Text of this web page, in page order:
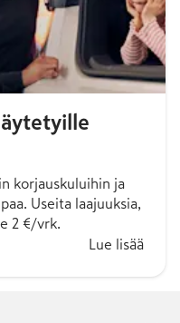
korjauskuluihin ja
Useita laajuuksia,
2 €/vrk.
Lue lisää